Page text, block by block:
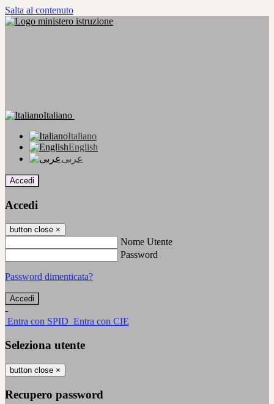
Salta al contenuto
Italiano
Italiano
English
عربى
Accedi
Accedi
button close ×
Nome Utente
Password
Password dimenticata?
-
Entra con SPID Entra con CIE
Seleziona utente
button close ×
Recupero password